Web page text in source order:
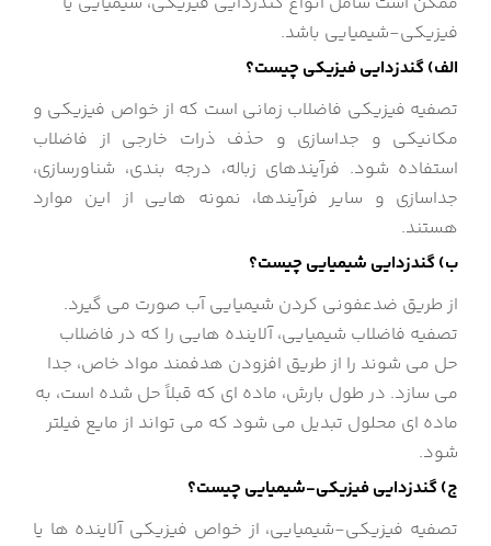
فیزیکی-شیمیایی باشد.
الف) گندزدایی فیزیکی چیست؟
تصفیه فیزیکی فاضلاب زمانی است که از خواص فیزیکی و
مکانیکی و جداسازی و حذف ذرات خارجی از فاضلاب
استفاده شود. فرآیندهای زباله، درجه بندی، شناورسازی،
جداسازی و سایر فرآیندها، نمونه هایی از این موارد
هستند.
ب) گندزدایی شیمیایی چیست؟
از طریق ضدعفونی کردن شیمیایی آب صورت می گیرد.
تصفیه فاضلاب شیمیایی، آلاینده هایی را که در فاضلاب
حل می شوند را از طریق افزودن هدفمند مواد خاص، جدا
می سازد. در طول بارش، ماده ای که قبلاً حل شده است، به
ماده ای محلول تبدیل می شود که می تواند از مایع فیلتر
شود.
ج) گندزدایی فیزیکی-شیمیایی چیست؟
تصفیه فیزیکی-شیمیایی، از خواص فیزیکی آلاینده ها یا